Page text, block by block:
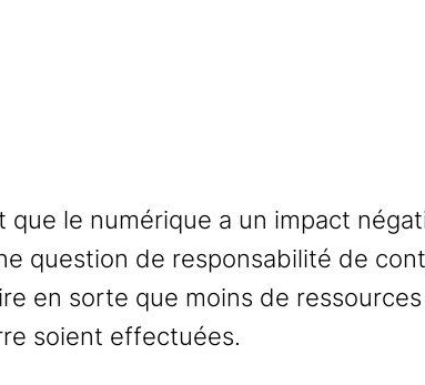
le numérique a un impact
question de responsabilité de
en sorte que moins de
soient effectuées.